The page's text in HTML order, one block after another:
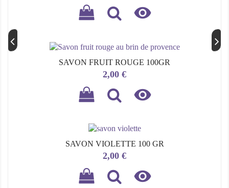

SAVON FRUIT ROUGE 100GR
Prix
2,00 €

SAVON VIOLETTE 100 GR
Prix
2,00 €
